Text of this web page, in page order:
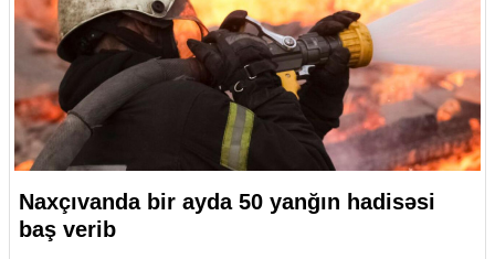
Naxçıvanda bir ayda 50 yanğın hadisəsi
baş verib